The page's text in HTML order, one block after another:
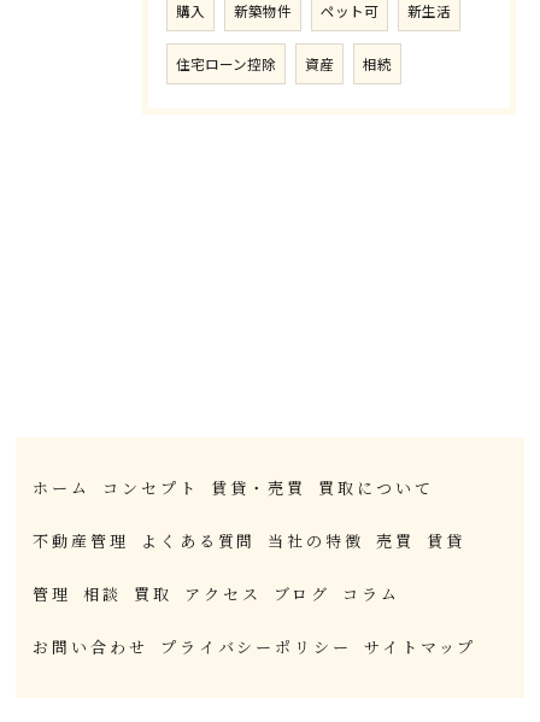
購入 新築物件 ペット可 新生活
住宅ローン控除 資産 相続
ホーム コンセプト 賃貸・売買 買取について
不動産管理 よくある質問 当社の特徴 売買 賃貸
管理 相談 買取 アクセス ブログ コラム
お問い合わせ プライバシーポリシー サイトマップ